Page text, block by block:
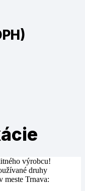
výrobcu!
druhy
meste Trnava: